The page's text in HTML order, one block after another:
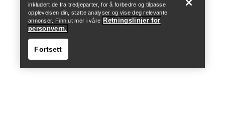
inkludert de fra tredjeparter, for å forbedre og tilpasse
opplevelsen din, støtte analyser og vise deg relevante
annonser. Finn ut mer i våre Retningslinjer for
personvern.
Fortsett